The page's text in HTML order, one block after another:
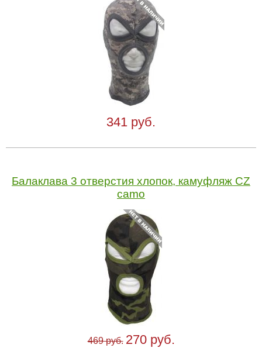
341 руб.
Балаклава 3 отверстия хлопок, камуфляж CZ
camo
469 руб. 270 руб.